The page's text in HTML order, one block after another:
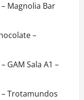
– Magnolia Bar
–
– GAM Sala A1 –
– Trotamundos